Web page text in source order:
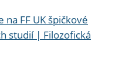
FF UK špičkové
studií | Filozofická